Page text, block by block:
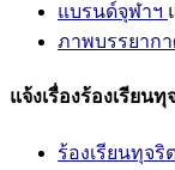
แบรนด์จุฬาฯ
ภาพบรรยาก
แจ้งเรื่องร้องเรียนทุ
ร้องเรียนทุจ